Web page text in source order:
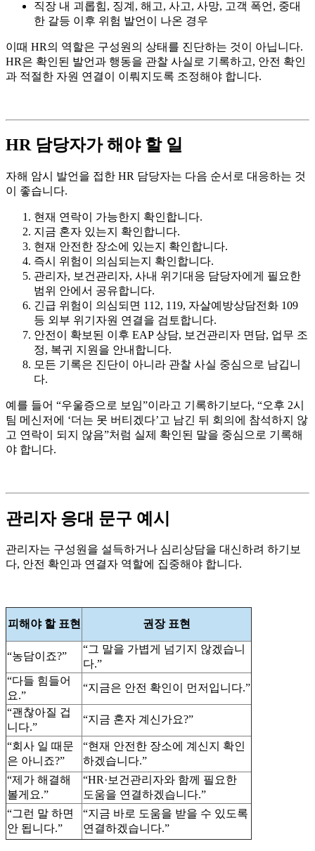
직장 내 괴롭힘, 징계, 해고, 사고, 사망, 고객 폭언, 중대
한 갈등 이후 위험 발언이 나온 경우
이때 HR의 역할은 구성원의 상태를 진단하는 것이 아닙니다.
HR은 확인된 발언과 행동을 관찰 사실로 기록하고, 안전 확인
과 적절한 자원 연결이 이뤄지도록 조정해야 합니다.
HR 담당자가 해야 할 일
자해 암시 발언을 접한 HR 담당자는 다음 순서로 대응하는 것
이 좋습니다.
현재 연락이 가능한지 확인합니다.
지금 혼자 있는지 확인합니다.
현재 안전한 장소에 있는지 확인합니다.
즉시 위험이 의심되는지 확인합니다.
관리자, 보건관리자, 사내 위기대응 담당자에게 필요한
범위 안에서 공유합니다.
긴급 위험이 의심되면 112, 119, 자살예방상담전화 109
등 외부 위기자원 연결을 검토합니다.
안전이 확보된 이후 EAP 상담, 보건관리자 면담, 업무 조
정, 복귀 지원을 안내합니다.
모든 기록은 진단이 아니라 관찰 사실 중심으로 남깁니
다.
예를 들어 “우울증으로 보임”이라고 기록하기보다, “오후 2시
팀 메신저에 ‘더는 못 버티겠다’고 남긴 뒤 회의에 참석하지 않
고 연락이 되지 않음”처럼 실제 확인된 말을 중심으로 기록해
야 합니다.
관리자 응대 문구 예시
관리자는 구성원을 설득하거나 심리상담을 대신하려 하기보
다, 안전 확인과 연결자 역할에 집중해야 합니다.
피해야 할 표현 권장 표현
“농담이죠?”
“그 말을 가볍게 넘기지 않겠습니
다.”
“다들 힘들어
요.”
“지금은 안전 확인이 먼저입니다.”
“괜찮아질 겁
니다.”
“지금 혼자 계신가요?”
“회사 일 때문
은 아니죠?”
“현재 안전한 장소에 계신지 확인
하겠습니다.”
“제가 해결해
볼게요.”
“HR·보건관리자와 함께 필요한
도움을 연결하겠습니다.”
“그런 말 하면
안 됩니다.”
“지금 바로 도움을 받을 수 있도록
연결하겠습니다.”